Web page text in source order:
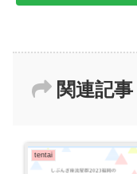
関連記事
tentai